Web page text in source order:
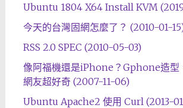
Ubuntu 1804 X64 Install KVM
今天的台灣固網怎麼了？ (2010-01-
RSS 2.0 SPEC (2010-05-03)
像阿福機還是iPhone？Gphone造
網友超好奇 (2007-11-06)
Ubuntu Apache2 使用 Curl (2013-